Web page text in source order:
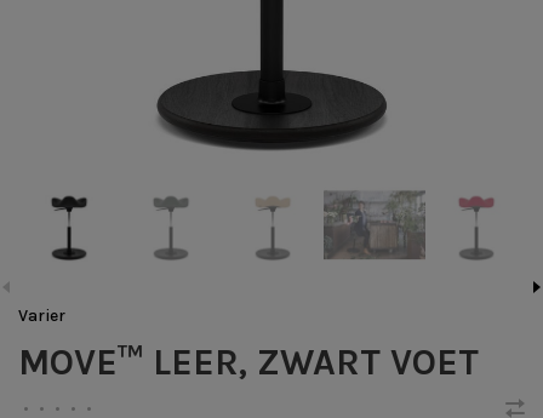
Varier
MOVE™ LEER, ZWART VOET
• • • •
•